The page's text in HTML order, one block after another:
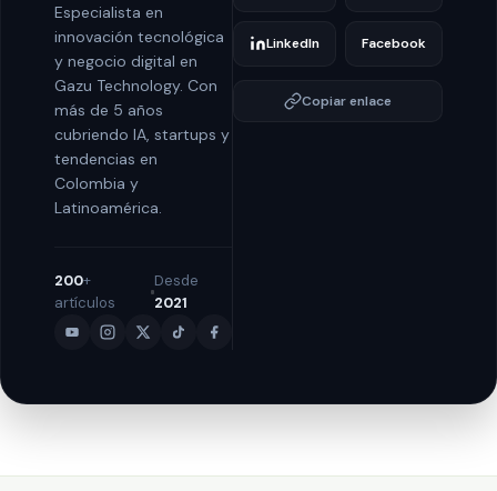
Especialista en
innovación tecnológica
y negocio digital en
Gazu Technology. Con
más de 5 años
cubriendo IA, startups y
tendencias en
Colombia y
Latinoamérica.
200+
artículos
Desde
2021
LinkedIn Facebook
Copiar enlace